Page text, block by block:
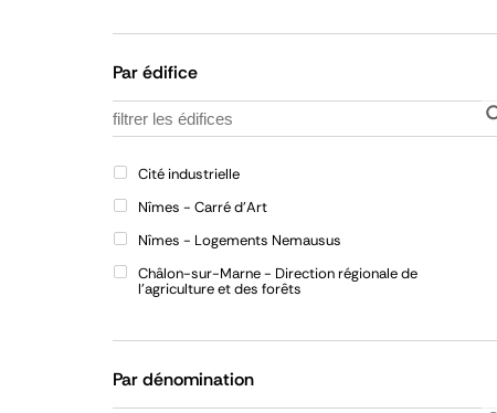
Par édifice
Cité industrielle
Nîmes - Carré d'Art
Nîmes - Logements Nemausus
Châlon-sur-Marne - Direction régionale de
l'agriculture et des forêts
Par dénomination